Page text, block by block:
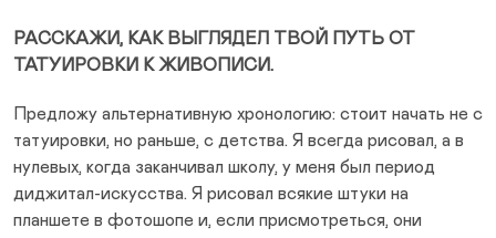
РАCСКАЖИ, КАК ВЫГЛЯДЕЛ ТВОЙ ПУТЬ ОТ
ТАТУИРОВКИ К ЖИВОПИСИ.
Предложу альтернативную хронологию: стоит начать не с
татуировки, но раньше, с детства. Я всегда рисовал, а в
нулевых, когда заканчивал школу, у меня был период
диджитал-искусства. Я рисовал всякие штуки на
планшете в фотошопе и, если присмотреться, они